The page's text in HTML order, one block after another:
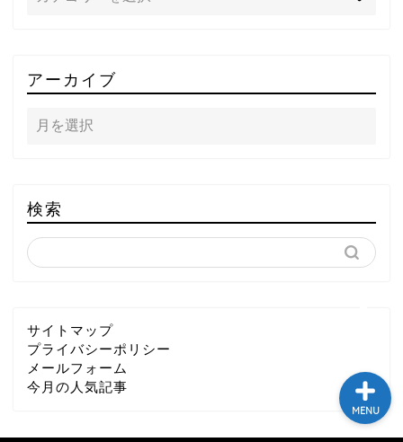
アーカイブ
検索
サイトマップ
プライバシーポリシー
メールフォーム
今月の人気記事
MENU
～DA PUMP YORIの晴れ
ばれラジオ～